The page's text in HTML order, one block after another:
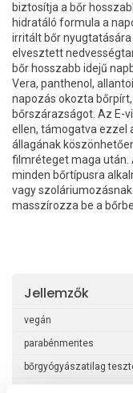
biztosítja a bőr
hidratáló formula a
irritált bőr
elvesztett
bőr hosszabb idejű
Vera, panthenol,
napozás okozta
bőrszárazságot. Az E-
ellen, támogatva ezzel
állagának
filmréteget maga után.
minden bőrtípusra
vagy
masszírozza be a
Jellemzők
vegán
parabénmentes
bőrgyógyászatilag